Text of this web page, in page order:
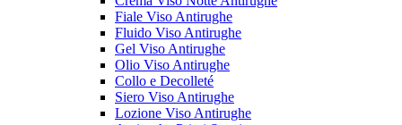
Fiale Viso Antirughe
Fluido Viso Antirughe
Gel Viso Antirughe
Olio Viso Antirughe
Collo e Decolleté
Siero Viso Antirughe
Lozione Viso Antirughe